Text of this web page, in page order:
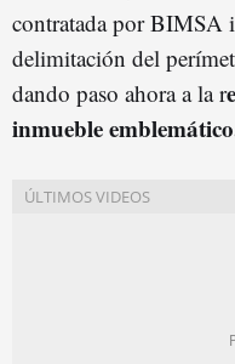
contratada por BIMSA
delimitación del
dando paso ahora a la r
inmueble